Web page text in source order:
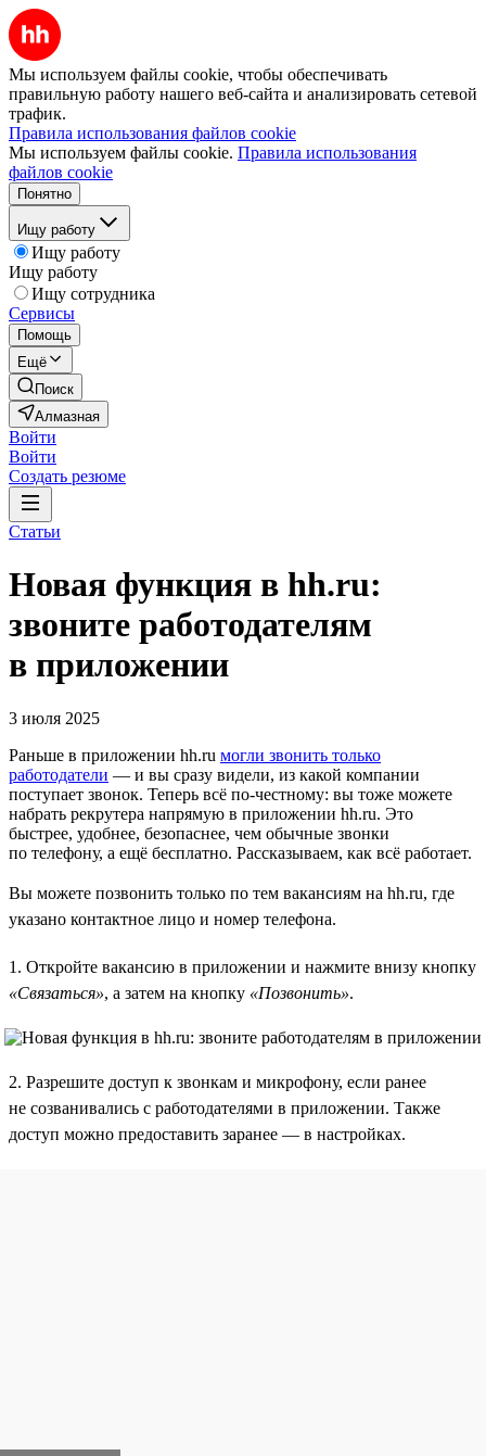
Мы используем файлы cookie, чтобы обеспечивать
правильную работу нашего веб-сайта и анализировать сетевой
трафик.
Правила использования файлов cookie
Мы используем файлы cookie. Правила использования
файлов cookie
Понятно
Ищу работу
Ищу работу
Ищу работу
Ищу сотрудника
Сервисы
Помощь
Ещё
Поиск
Алмазная
Войти
Войти
Создать резюме
Статьи
Новая функция в hh.ru:
звоните работодателям
в приложении
3 июля 2025
Раньше в приложении hh.ru могли звонить только
работодатели — и вы сразу видели, из какой компании
поступает звонок. Теперь всё по-честному: вы тоже можете
набрать рекрутера напрямую в приложении hh.ru. Это
быстрее, удобнее, безопаснее, чем обычные звонки
по телефону, а ещё бесплатно. Рассказываем, как всё работает.
Вы можете позвонить только по тем вакансиям на hh.ru, где
указано контактное лицо и номер телефона.
1. Откройте вакансию в приложении и нажмите внизу кнопку
«Связаться», а затем на кнопку «Позвонить».
2. Разрешите доступ к звонкам и микрофону, если ранее
не созванивались с работодателями в приложении. Также
доступ можно предоставить заранее — в настройках.